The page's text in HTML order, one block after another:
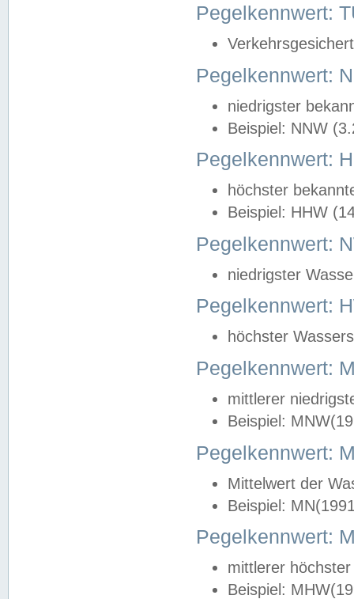
Pegelkennwert:
Pegelkennwert:
niedrigster
Beispiel: NNW
Pegelkennwert:
höchster
Beispiel: HHW
Pegelkennwert:
niedrigster
Pegelkennwert:
höchster
Pegelkennwert:
mittlerer
Beispiel:
Pegelkennwert:
Mittelwert der
Beispiel:
Pegelkennwert:
mittlerer
Beispiel: